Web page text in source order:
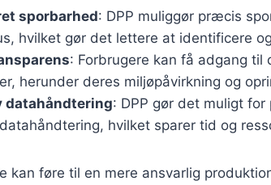
sporbarhed: DPP muliggør præcis
hvilket gør det lettere at identificere
: Forbrugere kan få adgang til
herunder deres miljøpåvirkning og
datahåndtering: DPP gør det muligt
hvilket sparer tid og
kan føre til en mere ansvarlig